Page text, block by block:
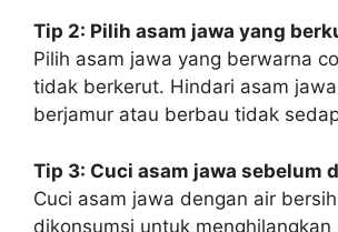
Tip 2: Pilih asam jawa yang
Pilih asam jawa yang berwarna
tidak berkerut. Hindari asam
berjamur atau berbau tidak
Tip 3: Cuci asam jawa sebelum
Cuci asam jawa dengan air
dikonsumsi untuk menghilangkan